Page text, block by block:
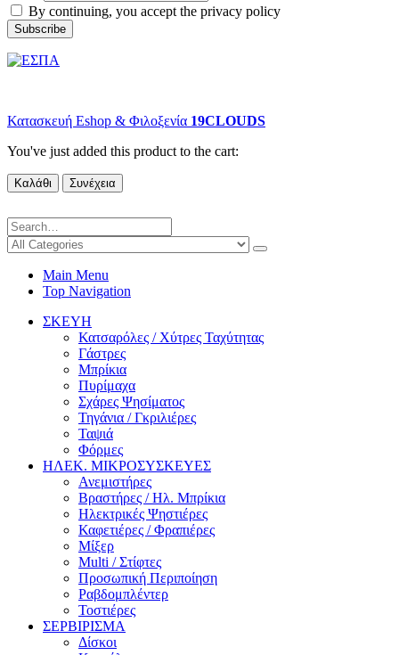
By continuing, you accept the privacy policy
Κατασκευή Eshop & Φιλοξενία 19CLOUDS
You've just added this product to the cart:
Καλάθι Συνέχεια
Main Menu
Top Navigation
ΣΚΕΥΗ
Κατσαρόλες / Χύτρες Ταχύτητας
Γάστρες
Μπρίκια
Πυρίμαχα
Σχάρες Ψησίματος
Τηγάνια / Γκριλιέρες
Ταψιά
Φόρμες
ΗΛΕΚ. ΜΙΚΡΟΣΥΣΚΕΥΕΣ
Ανεμιστήρες
Βραστήρες / Ηλ. Μπρίκια
Ηλεκτρικές Ψηστιέρες
Καφετιέρες / Φραπιέρες
Μίξερ
Multi / Στίφτες
Προσωπική Περιποίηση
Ραβδομπλέντερ
Τοστιέρες
ΣΕΡΒΙΡΙΣΜΑ
Δίσκοι